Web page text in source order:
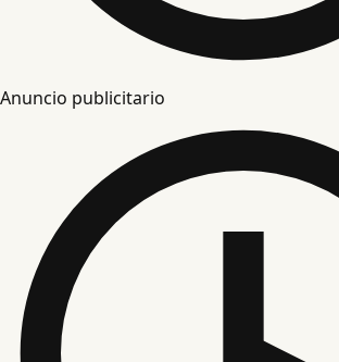
Anuncio publicitario